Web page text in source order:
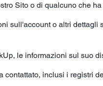
Sito o di qualcuno che
sull'account o altri
le informazioni sul suo
inclusi i registri